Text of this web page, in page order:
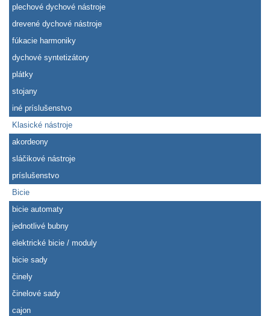
plechové dychové nástroje
drevené dychové nástroje
fúkacie harmoniky
dychové syntetizátory
plátky
stojany
iné príslušenstvo
Klasické nástroje
akordeony
sláčikové nástroje
príslušenstvo
Bicie
bicie automaty
jednotlivé bubny
elektrické bicie / moduly
bicie sady
činely
činelové sady
cajon